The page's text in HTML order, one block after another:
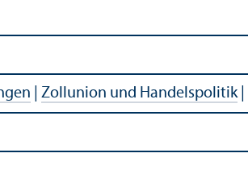
Zollunion und Handelspolitik|